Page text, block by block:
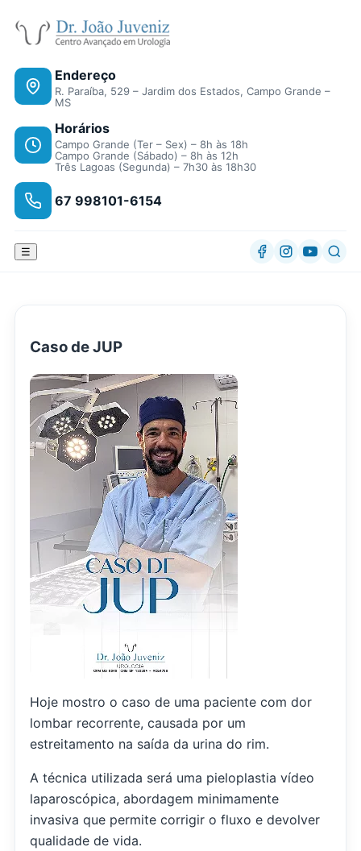
Endereço
R. Paraíba, 529 – Jardim dos Estados, Campo Grande –
MS
Horários
Campo Grande (Ter – Sex) – 8h às 18h
Campo Grande (Sábado) – 8h às 12h
Três Lagoas (Segunda) – 7h30 às 18h30
67 998101-6154
☰
Caso de JUP
Hoje mostro o caso de uma paciente com dor
lombar recorrente, causada por um
estreitamento na saída da urina do rim.
A técnica utilizada será uma pieloplastia vídeo
laparoscópica, abordagem minimamente
invasiva que permite corrigir o fluxo e devolver
qualidade de vida.